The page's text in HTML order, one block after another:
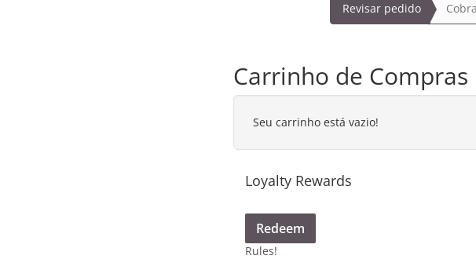
Revisar pedido
Carrinho de Compras
Seu carrinho está vazio!
Loyalty Rewards
Redeem
Rules!